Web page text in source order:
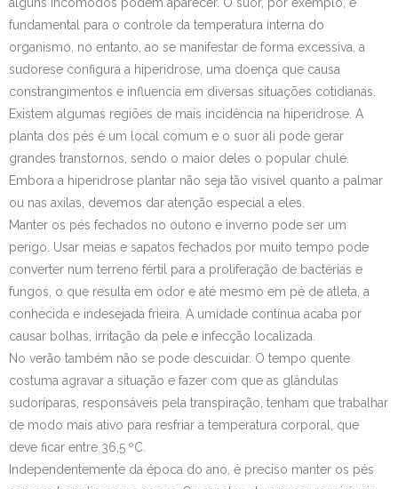
Contato
fundamental para o controle da temperatura interna do
organismo, no entanto, ao se manifestar de forma excessiva, a
sudorese configura a hiperidrose, uma doença que causa
constrangimentos e influencia em diversas situações cotidianas.
Existem algumas regiões de mais incidência na hiperidrose. A
planta dos pés é um local comum e o suor ali pode gerar
grandes transtornos, sendo o maior deles o popular chulé.
Embora a hiperidrose plantar não seja tão visível quanto a palmar
ou nas axilas, devemos dar atenção especial a eles.
Manter os pés fechados no outono e inverno pode ser um
perigo. Usar meias e sapatos fechados por muito tempo pode
converter num terreno fértil para a proliferação de bactérias e
fungos, o que resulta em odor e até mesmo em pé de atleta, a
conhecida e indesejada frieira. A umidade contínua acaba por
causar bolhas, irritação da pele e infecção localizada.
No verão também não se pode descuidar. O tempo quente
costuma agravar a situação e fazer com que as glândulas
sudoríparas, responsáveis pela transpiração, tenham que trabalhar
de modo mais ativo para resfriar a temperatura corporal, que
deve ficar entre 36,5 ºC.
Independentemente da época do ano, é preciso manter os pés